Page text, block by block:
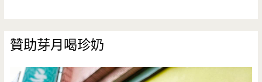
贊助芽月喝珍奶